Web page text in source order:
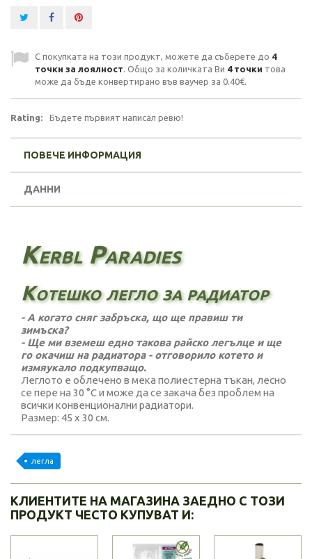
С покупката на този продукт, можете да съберете до 4
точки за лоялност. Общо за количката Ви 4точки това
може да бъде конвертирано във ваучер за 0.40€.
Rating: Бъдете първият написал ревю!
ПОВЕЧЕ ИНФОРМАЦИЯ
ДАННИ
Kerbl Paradies
Котешко легло за радиатор
- А когато сняг забръска, що ще правиш ти
зимъска?
- Ще ми вземеш едно такова райско легълце и ще
го окачиш на радиатора - отговорило котето и
измяукало подкупващо.
Леглото е облечено в мека полиестерна тъкан, лесно
се пере на 30 °C и може да се закача без проблем на
всички конвенционални радиатори.
Размер: 45 х 30 см.
легла
КЛИЕНТИТЕ НА МАГАЗИНА ЗАЕДНО С ТОЗИ
ПРОДУКТ ЧЕСТО КУПУВАТ И: